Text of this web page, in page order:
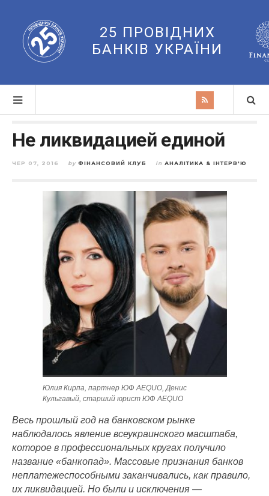
25 ПРОВІДНИХ
БАНКІВ УКРАЇНИ
Не ликвидацией единой
ЧЕР 07, 2016 by ФІНАНСОВИЙ КЛУБ in АНАЛІТИКА & ІНТЕРВ'Ю
Юлия Кирпа, партнер ЮФ AEQUO, Денис
Кульгавый, старший юрист ЮФ AEQUO
Весь прошлый год на банковском рынке
наблюдалось явление всеукраинского масштаба,
которое в профессиональных кругах получило
название «банкопад». Массовые признания банков
неплатежеспособными заканчивались, как правило,
их ликвидацией. Но были и исключения —